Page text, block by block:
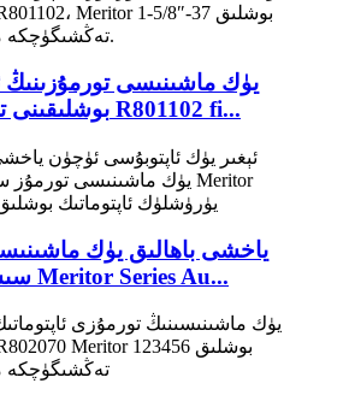
يۈك ماشىنىسى تورمۇزىنىڭ
بوشلىقىنى تەڭشىگۈچ R801102 fi...
ياخشى باھالىق يۈك
سىستېمىسى Meritor Series Au...